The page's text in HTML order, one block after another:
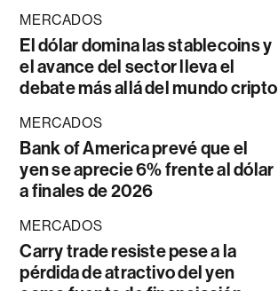
MERCADOS
El dólar domina las stablecoins y
el avance del sector lleva el
debate más allá del mundo cripto
MERCADOS
Bank of America prevé que el
yen se aprecie 6% frente al dólar
a finales de 2026
MERCADOS
Carry trade resiste pese a la
pérdida de atractivo del yen